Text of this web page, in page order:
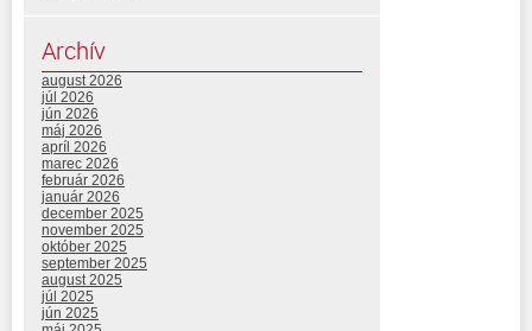
Archív
august 2026
júl 2026
jún 2026
máj 2026
apríl 2026
marec 2026
február 2026
január 2026
december 2025
november 2025
október 2025
september 2025
august 2025
júl 2025
jún 2025